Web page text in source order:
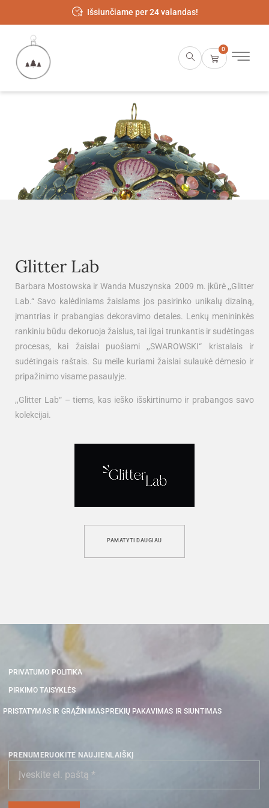
Išsiunčiame per 24 valandas!
0
Glitter Lab
Barbara Mostowska ir Wanda Muszynska 2009 m. įkūrė ,,Glitter
Lab.“ Savo kalėdiniams žaislams jos pasirinko unikalų dizainą,
įmantrias ir prabangias dekoravimo detales. Lenkų menininkės
rankiniu būdu dekoruoja žaislus, tai ilgai trunkantis ir sudėtingas
procesas, kai žaislai puošiami ,,SWAROWSKI“ kristalais ir
sudėtingais raštais. Su meile kuriami žaislai sulaukė dėmesio ir
pripažinimo visame pasaulyje.
,,Glitter Lab“ – tiems, kas ieško išskirtinumo ir prabangos savo
kolekcijai.
PAMATYTI DAUGIAU
PRIVATUMO POLITIKA
PIRKIMO TAISYKLĖS
PRISTATYMAS IR GRĄŽINIMASPREKIŲ PAKAVIMAS IR SIUNTIMAS
PRENUMERUOKITE NAUJIENLAIŠKĮ